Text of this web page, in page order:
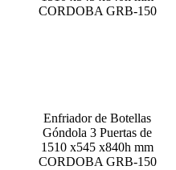
Enfriador de Botellas
Góndola 3 Puertas de
1510 x545 x840h mm
CORDOBA GRB-150